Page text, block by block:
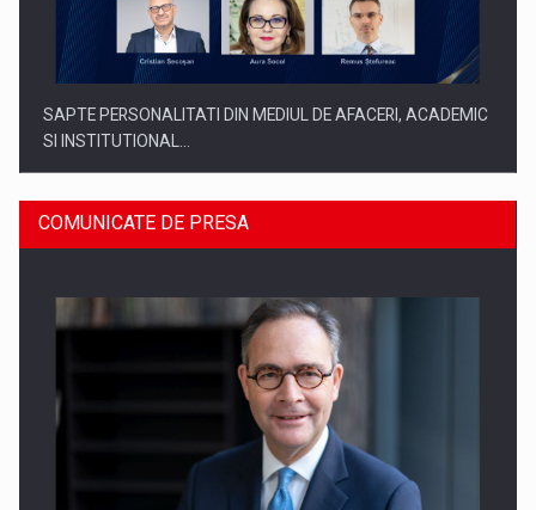
SAPTE PERSONALITATI DIN MEDIUL DE AFACERI, ACADEMIC
SI INSTITUTIONAL…
SYCLEF isi consolideaza prezenta in Romania printr-o a
COMUNICATE DE PRESA